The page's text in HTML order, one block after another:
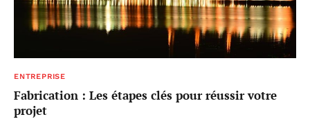
ENTREPRISE
Fabrication : Les étapes clés pour réussir votre
projet